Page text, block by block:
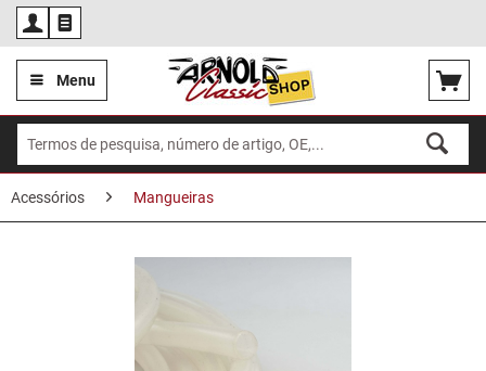
Menu
Acessórios Mangueiras